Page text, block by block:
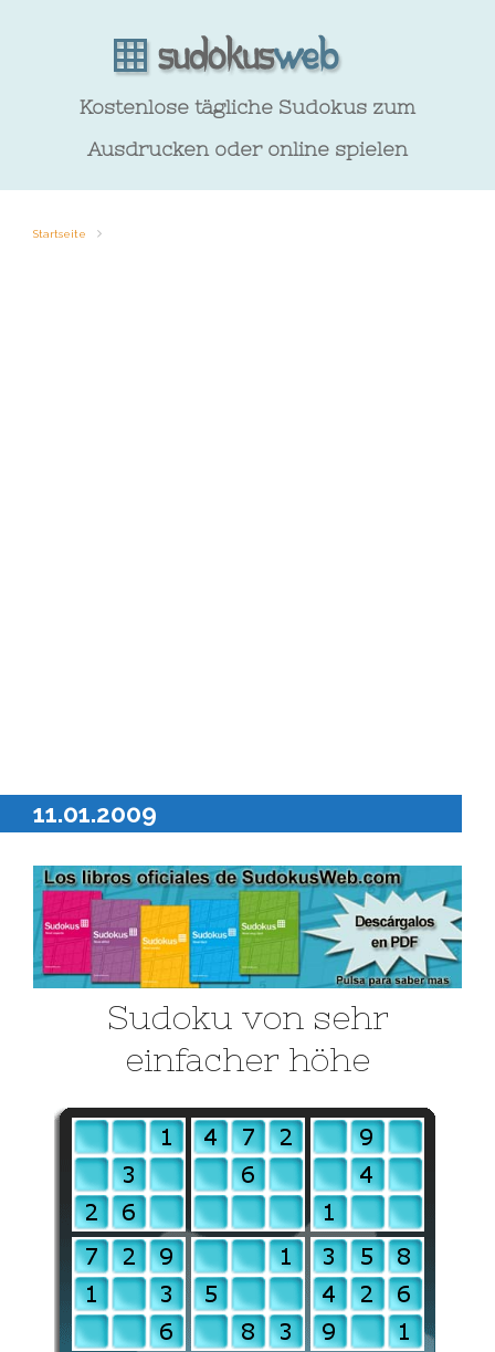
Kostenlose tägliche Sudokus zum
Ausdrucken oder online spielen
Startseite
11.01.2009
Sudoku von sehr
einfacher höhe